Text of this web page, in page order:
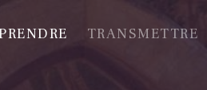
TRANSMETTRE